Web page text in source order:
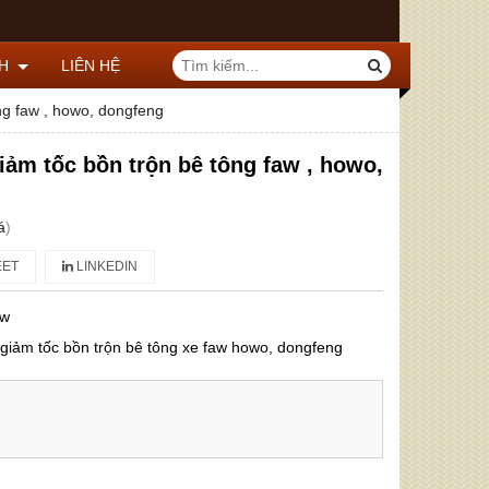
LIÊN HỆ
faw , howo, dongfeng
tốc bồn trộn bê tông faw , howo,
)
LINKEDIN
tốc bồn trộn bê tông xe faw howo, dongfeng